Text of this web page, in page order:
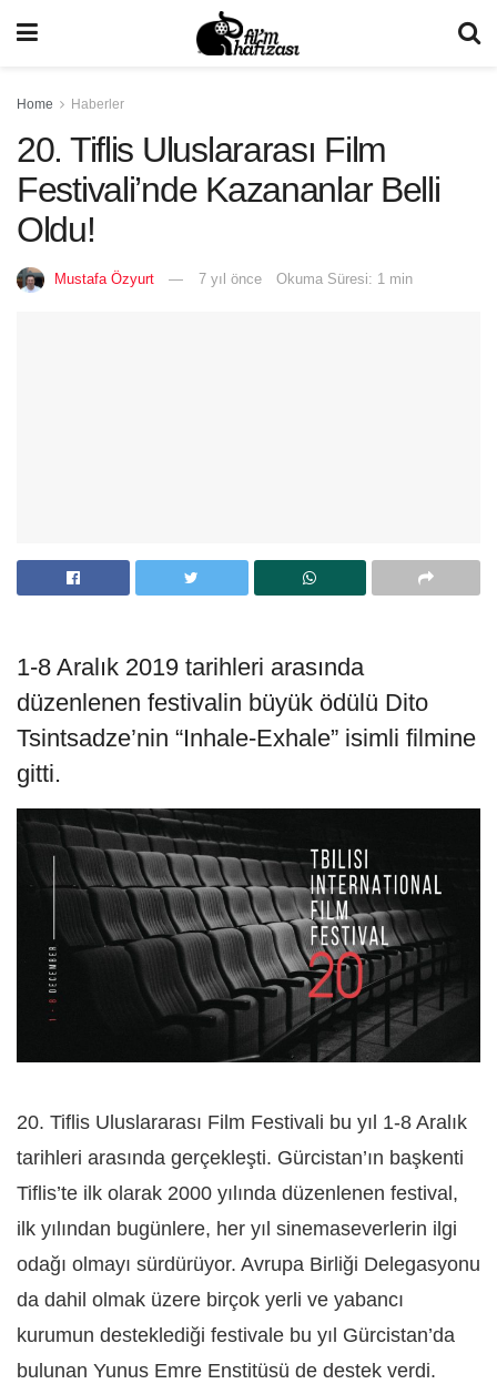
Home Haberler
20. Tiflis Uluslararası Film
Festivali’nde Kazananlar Belli
Oldu!
Mustafa Özyurt 7 yıl önce Okuma Süresi: 1 min
1-8 Aralık 2019 tarihleri arasında
düzenlenen festivalin büyük ödülü Dito
Tsintsadze’nin “Inhale-Exhale” isimli filmine
gitti.
20. Tiflis Uluslararası Film Festivali bu yıl 1-8 Aralık
tarihleri arasında gerçekleşti. Gürcistan’ın başkenti
Tiflis’te ilk olarak 2000 yılında düzenlenen festival,
ilk yılından bugünlere, her yıl sinemaseverlerin ilgi
odağı olmayı sürdürüyor. Avrupa Birliği Delegasyonu
da dahil olmak üzere birçok yerli ve yabancı
kurumun desteklediği festivale bu yıl Gürcistan’da
bulunan Yunus Emre Enstitüsü de destek verdi.